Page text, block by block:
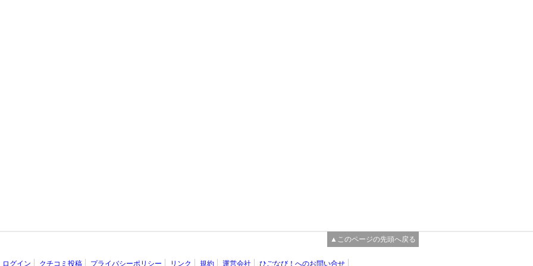
▲このページの先頭へ戻る
ログイン クチコミ投稿 プライバシーポリシー リンク 規約 運営会社 ひごなび！へのお問い合せ